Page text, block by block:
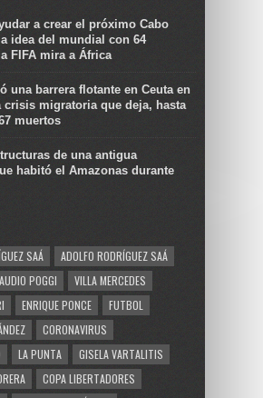
a crear el próximo Cabo
idea del mundial con 64
FIFA mira a África
una barrera flotante en Ceuta en
crisis migratoria que deja, hasta
muertos
de una antigua
habitó el Amazonas durante
SAÁ
ADOLFO RODRÍGUEZ SAÁ
POGGI
VILLA MERCEDES
ENRIQUE PONCE
FUTBOL
CORONAVIRUS
LA PUNTA
GISELA VARTALITIS
COPA LIBERTADORES